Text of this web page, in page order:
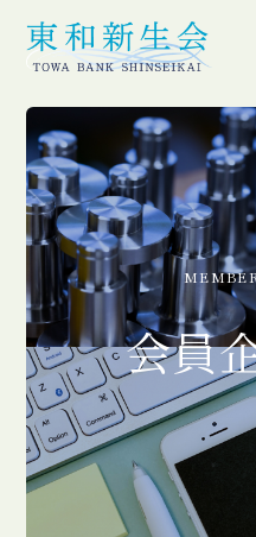
会員